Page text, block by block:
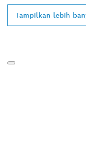
Tampilkan lebih